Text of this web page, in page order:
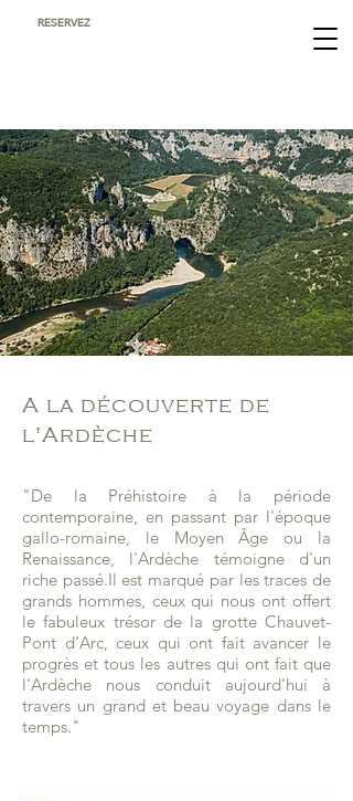
RESERVEZ
A la découverte de
l'Ardèche
"De la Préhistoire à la période
contemporaine, en passant par l'époque
gallo-romaine, le Moyen Âge ou la
Renaissance, l'Ardèche témoigne d'un
riche passé.Il est marqué par les traces de
grands hommes, ceux qui nous ont offert
le fabuleux trésor de la grotte Chauvet-
Pont d’Arc, ceux qui ont fait avancer le
progrès et tous les autres qui ont fait que
l'Ardèche nous conduit aujourd'hui à
travers un grand et beau voyage dans le
temps."